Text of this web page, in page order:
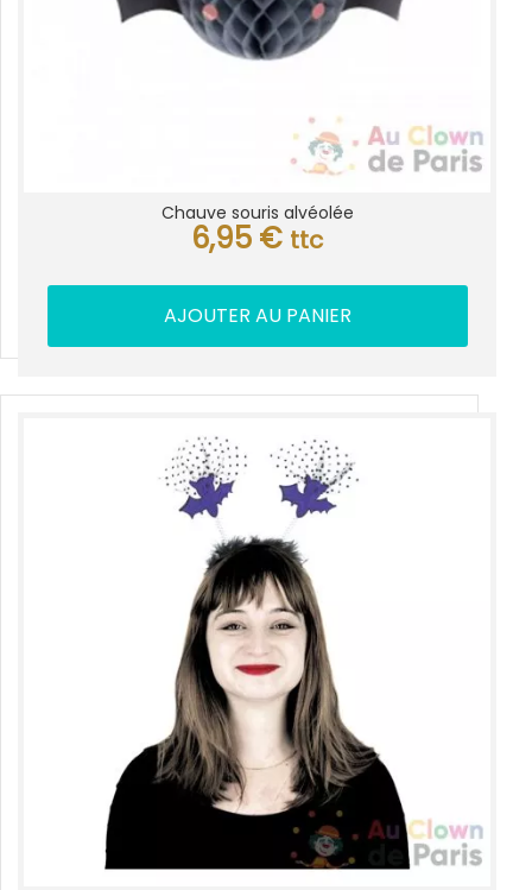
Chauve souris alvéolée
6,95 € ttc
AJOUTER AU PANIER